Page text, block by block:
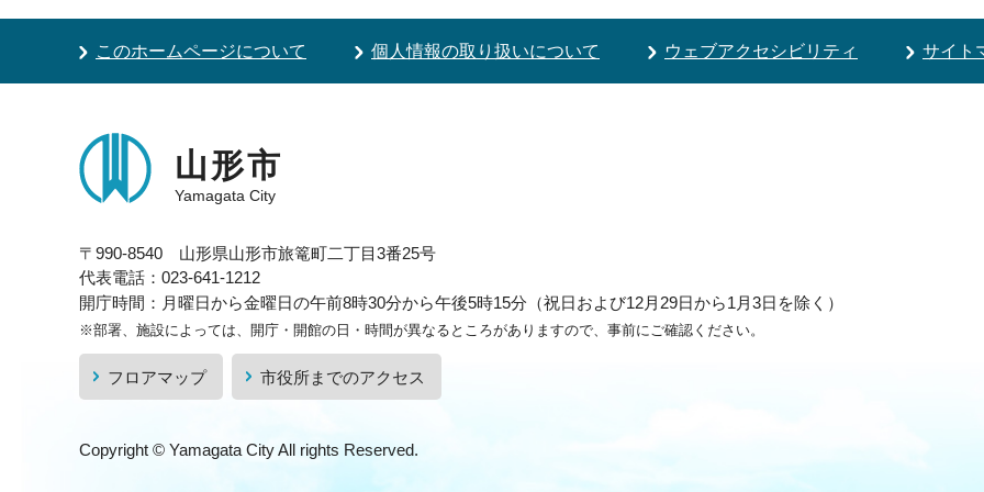
このホームページについて 個人情報の取り扱いについて ウェブアクセシビリティ サイト
山形市
Yamagata City
〒990-8540 山形県山形市旅篭町二丁目3番25号
代表電話：023-641-1212
開庁時間：月曜日から金曜日の午前8時30分から午後5時15分（祝日および12月29日から1月3日を除く）
※部署、施設によっては、開庁・開館の日・時間が異なるところがありますので、事前にご確認ください。
フロアマップ 市役所までのアクセス
Copyright © Yamagata City All rights Reserved.